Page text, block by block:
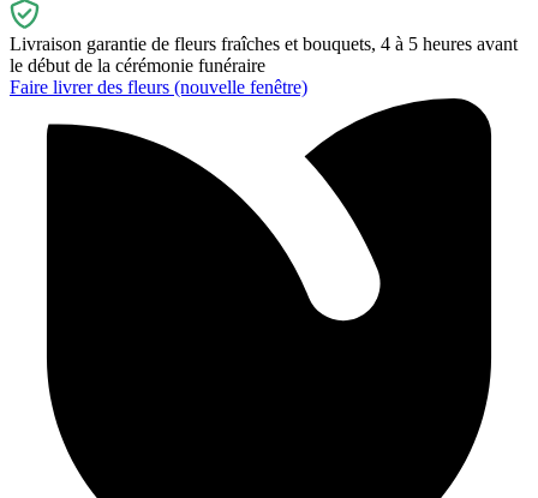
Livraison garantie de fleurs fraîches et bouquets, 4 à 5 heures avant
le début de la cérémonie funéraire
Faire livrer des fleurs (nouvelle fenêtre)